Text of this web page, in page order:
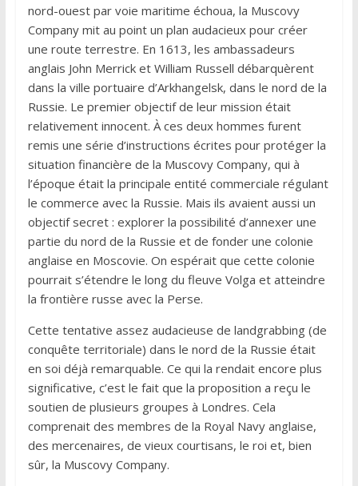
nord-ouest par voie maritime échoua, la Muscovy
Company mit au point un plan audacieux pour créer
une route terrestre. En 1613, les ambassadeurs
anglais John Merrick et William Russell débarquèrent
dans la ville portuaire d’Arkhangelsk, dans le nord de la
Russie. Le premier objectif de leur mission était
relativement innocent. À ces deux hommes furent
remis une série d’instructions écrites pour protéger la
situation financière de la Muscovy Company, qui à
l’époque était la principale entité commerciale régulant
le commerce avec la Russie. Mais ils avaient aussi un
objectif secret : explorer la possibilité d’annexer une
partie du nord de la Russie et de fonder une colonie
anglaise en Moscovie. On espérait que cette colonie
pourrait s’étendre le long du fleuve Volga et atteindre
la frontière russe avec la Perse.
Cette tentative assez audacieuse de landgrabbing (de
conquête territoriale) dans le nord de la Russie était
en soi déjà remarquable. Ce qui la rendait encore plus
significative, c’est le fait que la proposition a reçu le
soutien de plusieurs groupes à Londres. Cela
comprenait des membres de la Royal Navy anglaise,
des mercenaires, de vieux courtisans, le roi et, bien
sûr, la Muscovy Company.